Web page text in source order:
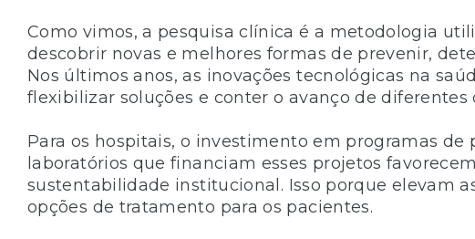
Como vimos, a pesquisa clínica é a metodologia
descobrir novas e melhores formas de prevenir,
Nos últimos anos, as inovações tecnológicas na
flexibilizar soluções e conter o avanço de diferentes
Para os hospitais, o investimento em programas de
laboratórios que financiam esses projetos
sustentabilidade institucional. Isso porque elevam
opções de tratamento para os pacientes.